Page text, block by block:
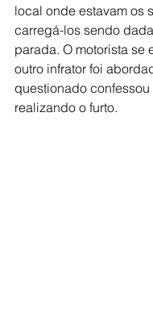
local onde estavam os
carregá-los sendo
parada. O motorista se
outro infrator foi
questionado
realizando o furto.